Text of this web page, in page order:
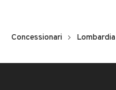
Concessionari Lombardia